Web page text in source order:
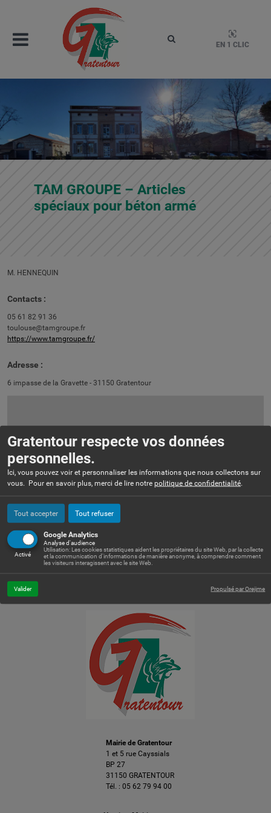
Gratentour respecte vos données
personnelles.
Ici, vous pouvez voir et personnaliser les informations que nous collectons sur
vous. Pour en savoir plus, merci de lire notre politique de confidentialité.
Tout accepter Tout refuser
Google Analytics
Activé
Analyse d'audience
Utilisation: Les cookies statistiques aident les propriétaires du site Web, par la collecte
et la communication d'informations de manière anonyme, à comprendre comment
les visiteurs interagissent avec le site Web.
Valider Propulsé par Orejime
Menu
Gratentour
Mairie de Gratentour, Haute-Garonne, Occitanie – 1
EN 1 CLIC
TAM GROUPE – Articles
spéciaux pour béton armé
M. HENNEQUIN
Contacts :
05 61 82 91 36
toulouse@tamgroupe.fr
https://www.tamgroupe.fr/
Adresse :
6 impasse de la Gravette - 31150 Gratentour
−
Mairie de Gratentour
1 et 5 rue Cayssials
BP 27
31150 GRATENTOUR
Tél. : 05 62 79 94 00